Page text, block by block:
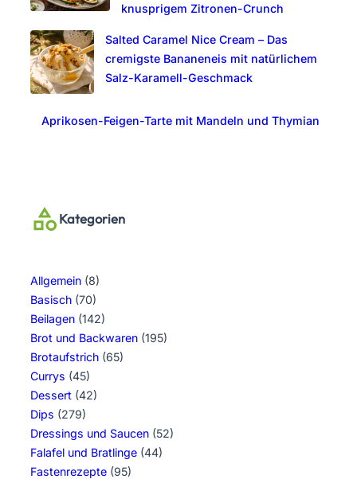
knusprigem Zitronen-Crunch
Salted Caramel Nice Cream – Das
cremigste Bananeneis mit natürlichem
Salz-Karamell-Geschmack
Aprikosen-Feigen-Tarte mit Mandeln und Thymian
Kategorien
Allgemein (8)
Basisch (70)
Beilagen (142)
Brot und Backwaren (195)
Brotaufstrich (65)
Currys (45)
Dessert (42)
Dips (279)
Dressings und Saucen (52)
Falafel und Bratlinge (44)
Fastenrezepte (95)